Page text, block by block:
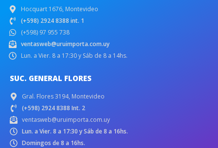
Hocquart 1676, Montevideo
(+598) 2924 8388 int. 1
(+598) 97 955 738
ventasweb@uruimporta.com.uy
Lun. a Vier. 8 a 17:30 y Sáb de 8 a 14hs.
SUC. GENERAL FLORES
Gral. Flores 3194, Montevideo
(+598) 2924 8388 Int. 2
ventasweb@uruimporta.com.uy
Lun. a Vier. 8 a 17:30 y Sáb de 8 a 16hs.
Domingos de 8 a 16hs.